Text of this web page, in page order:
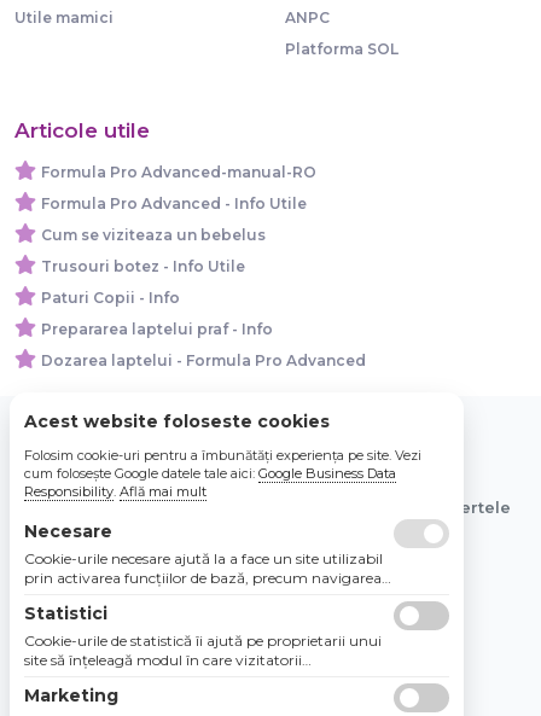
Utile mamici
ANPC
Platforma SOL
Articole utile
Formula Pro Advanced-manual-RO
Formula Pro Advanced - Info Utile
Cum se viziteaza un bebelus
Trusouri botez - Info Utile
Paturi Copii - Info
Prepararea laptelui praf - Info
Dozarea laptelui - Formula Pro Advanced
© 2026 Bebe Nou Online Store SRL
Toate preturile sunt exprimate in lei si includ tva. Ofertele
sunt valabile in limita stocului disponibil.
Acest website foloseste cookies
Folosim cookie-uri pentru a îmbunătăți experiența pe site. Vezi
cum folosește Google datele tale aici: Google Business Data
Responsibility. Află mai mult
Necesare
Cookie-urile necesare ajută la a face un site utilizabil
prin activarea funcţiilor de bază, precum navigarea
Site-ul nu poate funcţiona corespunzător fără aceste
cookie-uri.
Statistici
Cookie-urile de statistică îi ajută pe proprietarii unui
site să înţeleagă modul în care vizitatorii
raportarea informaţiilor în mod anonim.
Marketing